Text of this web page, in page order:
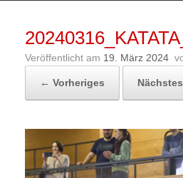
Veröffentlicht am 19. März 2024
← Vorheriges